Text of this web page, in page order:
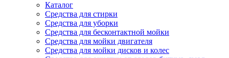
Каталог
Средства для стирки
Средства для уборки
Средства для бесконтактной мойки
Средства для мойки двигателя
Средства для мойки дисков и колес